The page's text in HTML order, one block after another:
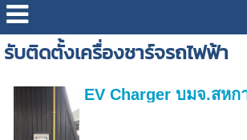
รับติดตั้งเครื่องชาร์จรถไฟฟ้า
EV Charger บมจ.สหก